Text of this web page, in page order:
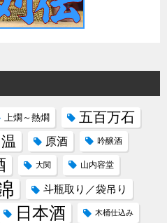
上燗～熱燗 五百万石
原酒 吟醸酒
大関 山内容堂
斗瓶取り／袋吊り
日本酒 木桶仕込み